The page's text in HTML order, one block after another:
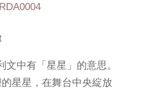
文中有「星星」的意思。
星星，在舞台中央綻放